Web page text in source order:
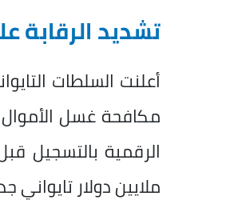
تشديد الرقابة
أعلنت السلطات
ملايين دولار تايواني